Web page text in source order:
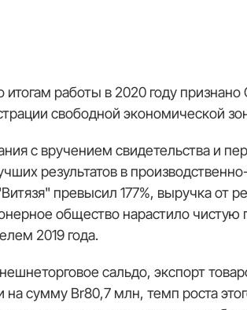
работы в 2020 году
свободной экономической
с вручением свидетельства и
результатов в
превысил 177%, выручка от
общество нарастило
2019 года.
сальдо, экспорт
сумму Br80,7 млн, темп роста